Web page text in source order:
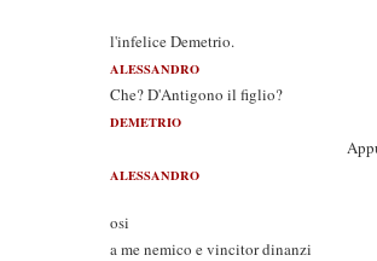
Son
l'infelice Demetrio.
ALESSANDRO
Che? D'Antigono il figlio?
DEMETRIO
ALESSANDRO
osi
a me nemico e vincitor dinanzi